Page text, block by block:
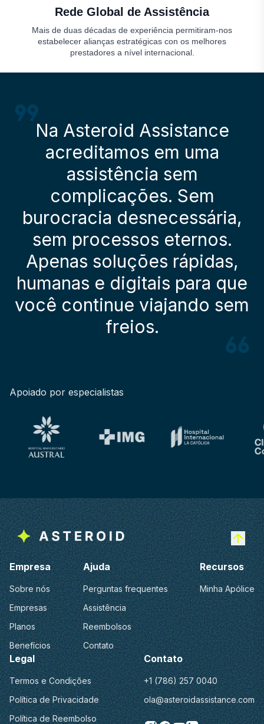
Rede Global de Assistência
Mais de duas décadas de experiência permitiram-nos
estabelecer alianças estratégicas con os melhores
prestadores a nível internacional.
Na Asteroid Assistance
acreditamos em uma
assistência sem
complicações. Sem
burocracia desnecessária,
sem processos eternos.
Apenas soluções rápidas,
humanas e digitais para que
você continue viajando sem
freios.
Apoiado por especialistas
Empresa
Sobre nós
Empresas
Planos
Benefícios
Ajuda
Perguntas frequentes
Assistência
Reembolsos
Contato
Recursos
Minha Apólice
Legal
Termos e Condições
Política de Privacidade
Política de Reembolso
Contato
+1 (786) 257 0040
ola@asteroidassistance.com